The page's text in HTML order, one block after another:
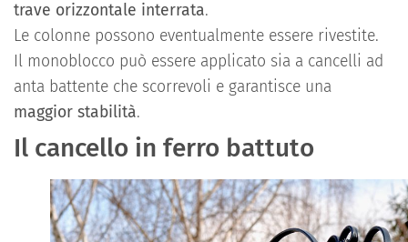
trave orizzontale interrata.
Le colonne possono eventualmente essere rivestite.
Il monoblocco può essere applicato sia a cancelli ad
anta battente che scorrevoli e garantisce una
maggior stabilità.
Il cancello in ferro battuto